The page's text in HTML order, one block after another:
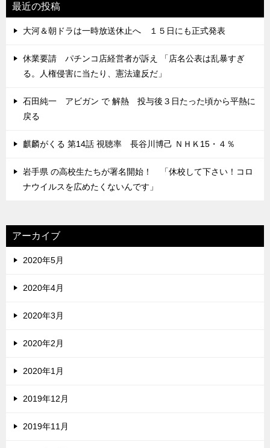
最近の投稿
大河＆朝ドラは一時放送休止へ １５日にも正式発表
休業要請 パチンコ店経営者が訴え 「店名公表は乱暴すぎ
る。人権侵害に当たり、憲法違反だ」
石田純一 アビガン で 解熱 投与後３日たった頃から平熱に
戻る
麒麟がくる 第14話 視聴率 長谷川博己 ＮＨＫ15・４％
岩手県 の高校生たちが署名開始！ 「休校して下さい！コロ
ナウイルスを広めたくないんです」
アーカイブ
2020年5月
2020年4月
2020年3月
2020年2月
2020年1月
2019年12月
2019年11月